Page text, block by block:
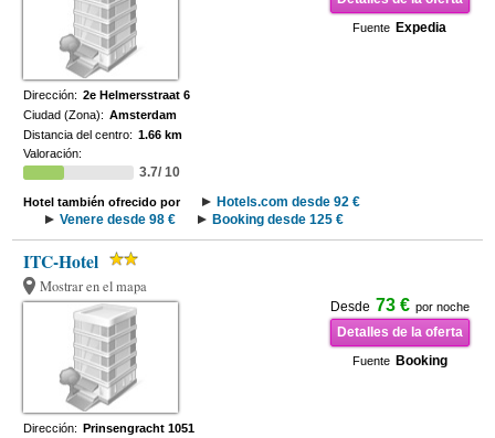
Fuente Expedia
Dirección: 2e Helmersstraat 6
Ciudad (Zona): Amsterdam
Distancia del centro: 1.66 km
Valoración:
3.7/ 10
Hotel también ofrecido por
Hotels.com desde 92 €
Venere desde 98 €
Booking desde 125 €
ITC-Hotel
Mostrar en el mapa
Desde 73 € por noche
Detalles de la oferta
Fuente Booking
Dirección: Prinsengracht 1051